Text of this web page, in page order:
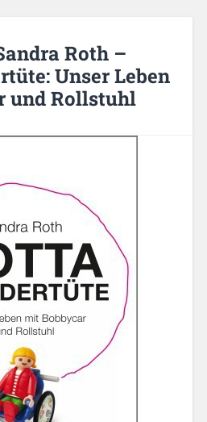
Roth –
Unser Leben
und Rollstuhl